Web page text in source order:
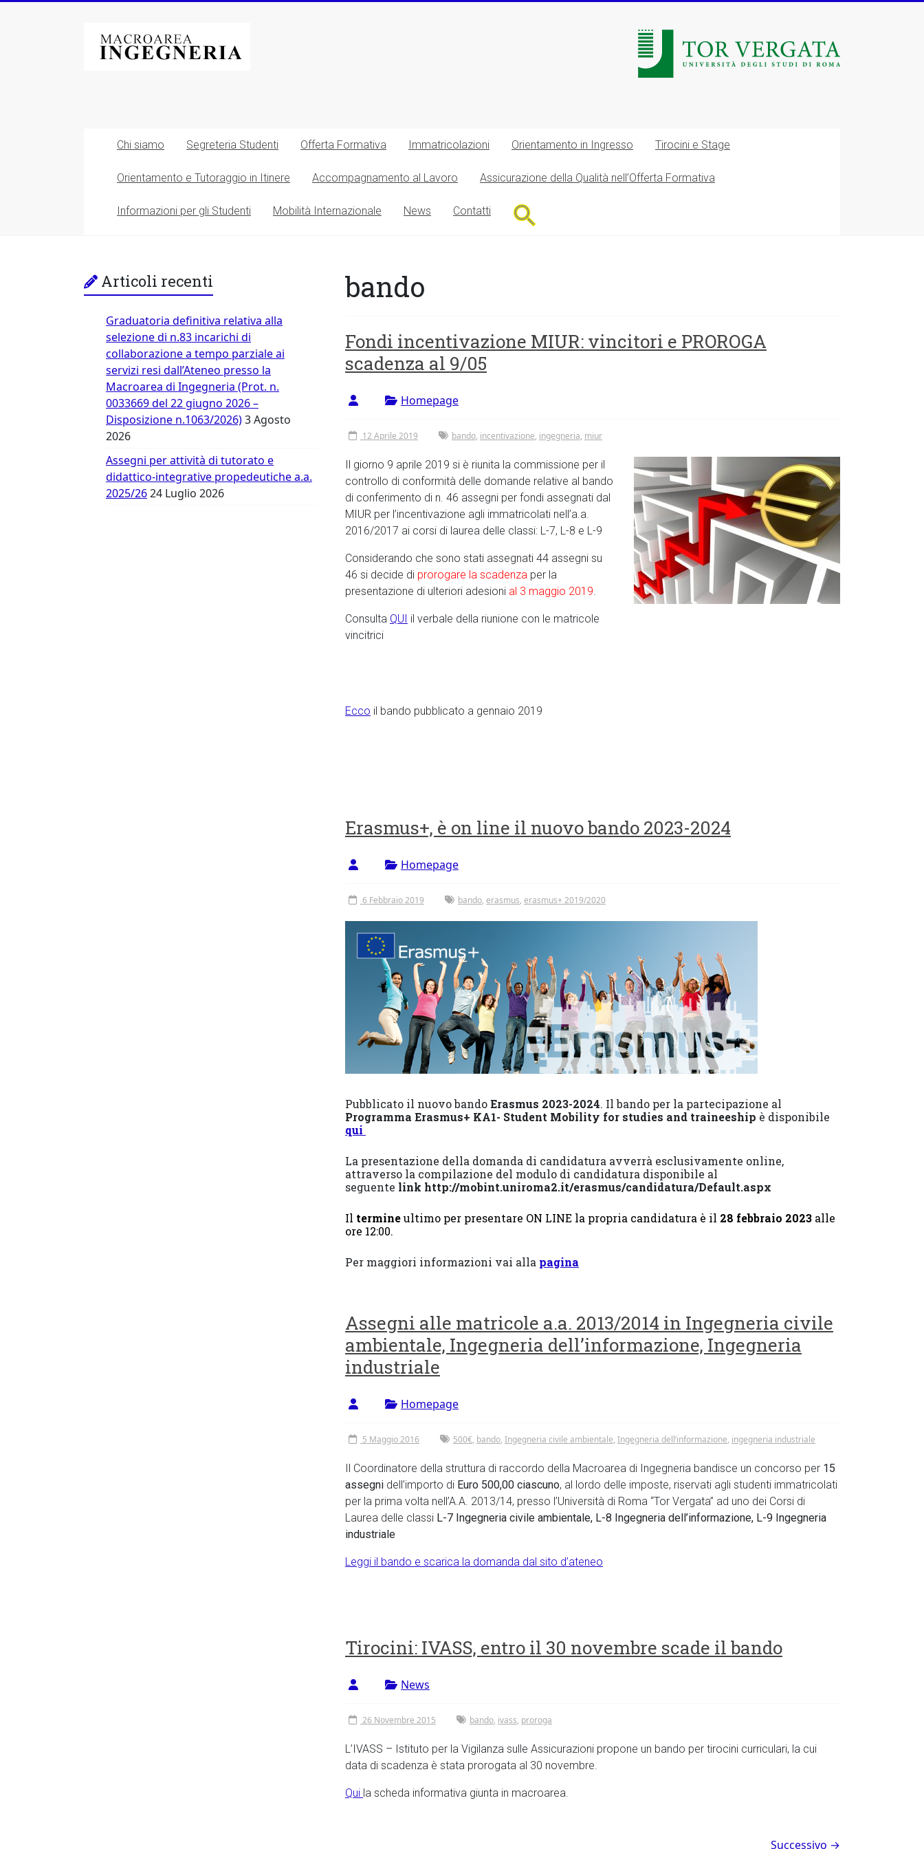
Macroarea
di
Università
degli
Studi
Tor
Vergata
Chi siamo Segreteria Studenti Offerta Formativa Immatricolazioni Orientamento in Ingresso Tirocini e Stage
Orientamento e Tutoraggio in Itinere Accompagnamento al Lavoro Assicurazione della Qualità nell’Offerta Formativa
Informazioni per gli Studenti Mobilità Internazionale News Contatti
bando
Fondi incentivazione MIUR: vincitori e PROROGA
scadenza al 9/05
Homepage
12 Aprile 2019 bando, incentivazione, ingegneria, miur
Il giorno 9 aprile 2019 si è riunita la commissione per il
controllo di conformità delle domande relative al bando
di conferimento di n. 46 assegni per fondi assegnati dal
MIUR per l’incentivazione agli immatricolati nell’a.a.
2016/2017 ai corsi di laurea delle classi: L-7, L-8 e L-9
Considerando che sono stati assegnati 44 assegni su
46 si decide di prorogare la scadenza per la
presentazione di ulteriori adesioni al 3 maggio 2019.
Consulta QUI il verbale della riunione con le matricole
vincitrici
Ecco il bando pubblicato a gennaio 2019
Erasmus+, è on line il nuovo bando 2023-2024
Homepage
6 Febbraio 2019 bando, erasmus, erasmus+ 2019/2020
Pubblicato il nuovo bandoErasmus 2023-2024. Il bando per la partecipazione al
Programma Erasmus+ KA1- Student Mobility for studies and traineeship è disponibile
qui
La presentazione della domanda di candidatura avverrà esclusivamente online,
attraverso la compilazione del modulo di candidatura disponibile al
seguente link http://mobint.uniroma2.it/erasmus/candidatura/Default.aspx
Il termineultimo per presentare ON LINE la propria candidatura è il 28 febbraio 2023 alle
ore 12:00.
Per maggiori informazioni vai alla pagina
Assegni alle matricole a.a. 2013/2014 in Ingegneria civile
ambientale, Ingegneria dell’informazione, Ingegneria
industriale
Homepage
5 Maggio 2016 500€, bando, Ingegneria civile ambientale, Ingegneria dell’informazione, ingegneria industriale
Il Coordinatore della struttura di raccordo della Macroarea di Ingegneria bandisce un concorso per 15
assegni dell’importo di Euro 500,00 ciascuno, al lordo delle imposte, riservati agli studenti immatricolati
per la prima volta nell’A.A. 2013/14, presso l’Università di Roma “Tor Vergata” ad uno dei Corsi di
Laurea delle classi L-7 Ingegneria civile ambientale, L-8 Ingegneria dell’informazione, L-9 Ingegneria
industriale
Leggi il bando e scarica la domanda dal sito d’ateneo
Tirocini: IVASS, entro il 30 novembre scade il bando
News
26 Novembre 2015 bando, ivass, proroga
L’IVASS – Istituto per la Vigilanza sulle Assicurazioni propone un bando per tirocini curriculari, la cui
data di scadenza è stata prorogata al 30 novembre.
Qui la scheda informativa giunta in macroarea.
Successivo →
Articoli recenti
Graduatoria definitiva relativa alla
selezione di n.83 incarichi di
collaborazione a tempo parziale ai
servizi resi dall’Ateneo presso la
Macroarea di Ingegneria (Prot. n.
0033669 del 22 giugno 2026 –
Disposizione n.1063/2026)3 Agosto
2026
Assegni per attività di tutorato e
didattico-integrative propedeutiche a.a.
2025/2624 Luglio 2026